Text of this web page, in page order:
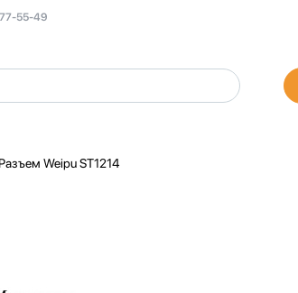
55-49
Разъем Weipu ST1214